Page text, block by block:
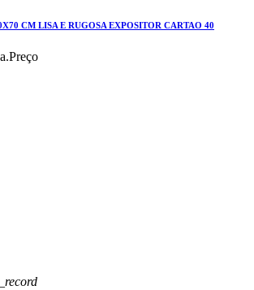
CM LISA E RUGOSA EXPOSITOR CARTAO 40
Preço